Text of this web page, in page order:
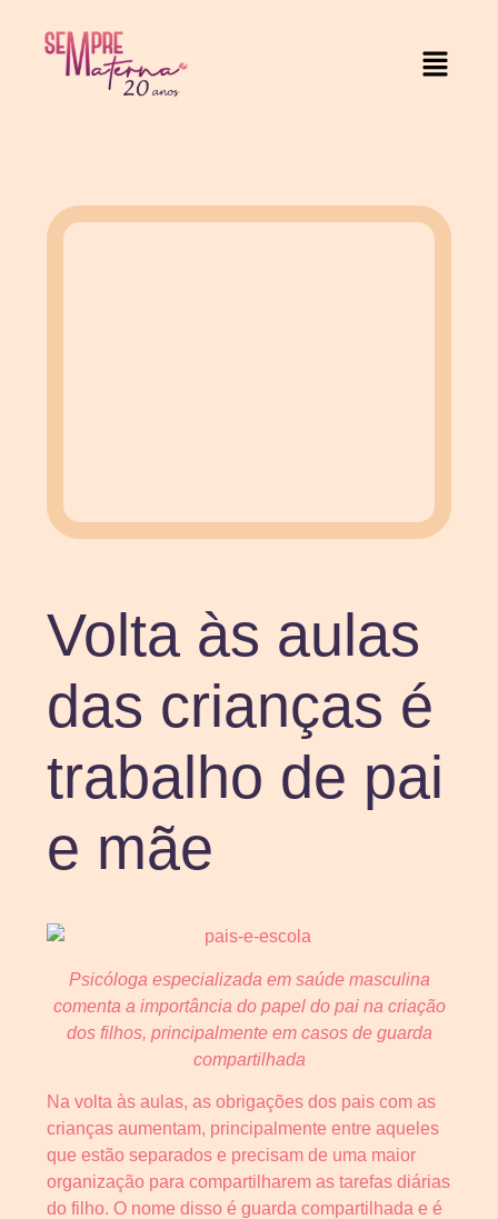
Volta às aulas
das crianças é
trabalho de pai
e mãe
Psicóloga especializada em saúde masculina
comenta a importância do papel do pai na criação
dos filhos, principalmente em casos de guarda
compartilhada
Na volta às aulas, as obrigações dos pais com as
crianças aumentam, principalmente entre aqueles
que estão separados e precisam de uma maior
organização para compartilharem as tarefas diárias
do filho. O nome disso é guarda compartilhada e é